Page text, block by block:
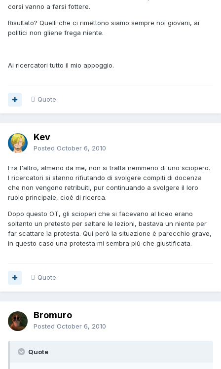
corsi vanno a farsi fottere.
Risultato? Quelli che ci rimettono siamo sempre noi giovani, ai
politici non gliene frega niente.
Ai ricercatori tutto il mio appoggio.
Quote
Kev
Posted October 6, 2010
Fra l'altro, almeno da me, non si tratta nemmeno di uno sciopero.
I ricercatori si stanno rifiutando di svolgere compiti di docenza
che non vengono retribuiti, pur continuando a svolgere il loro
ruolo principale, cioè di ricerca.
Dopo questo OT, gli scioperi che si facevano al liceo erano
soltanto un pretesto per saltare le lezioni, bastava un niente per
far scattare la protesta. Qui però la situazione è parecchio grave,
in questo caso una protesta mi sembra più che giustificata.
Quote
Bromuro
Posted October 6, 2010
Quote